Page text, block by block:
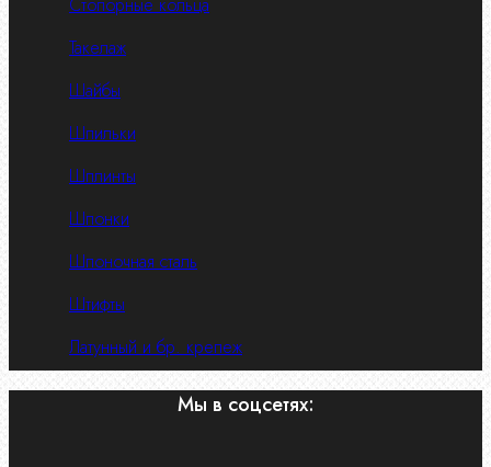
Такелаж
Шайбы
Шпильки
Шплинты
Шпонки
Шпоночная сталь
Штифты
Латунный и бр. крепеж
Мы в соцсетях: